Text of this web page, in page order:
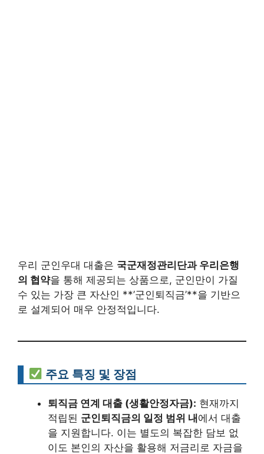
우리 군인우대 대출은 국군재정관리단과 우리은행
의 협약을 통해 제공되는 상품으로, 군인만이 가질
수 있는 가장 큰 자산인 **’군인퇴직금’**을 기반으
로 설계되어 매우 안정적입니다.
주요 특징 및 장점
퇴직금 연계 대출 (생활안정자금): 현재까지
적립된 군인퇴직금의 일정 범위 내 에서 대출
을 지원합니다. 이는 별도의 복잡한 담보 없
이도 본인의 자산을 활용해 저금리로 자금을